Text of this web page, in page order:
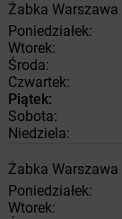
Żabka Warszawa
Poniedziałek:
Wtorek:
Środa:
Czwartek:
Piątek:
Sobota:
Niedziela:
Żabka Warszawa
Poniedziałek:
Wtorek: